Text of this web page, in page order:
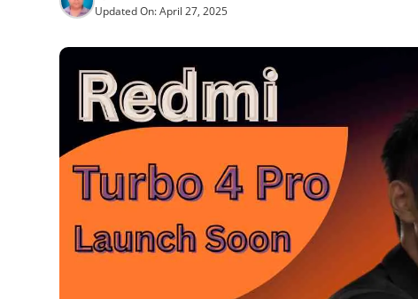
Updated On:April 27, 2025